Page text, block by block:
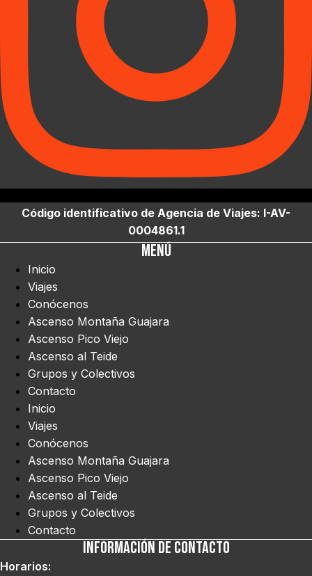
Código identificativo de Agencia de Viajes: I-AV-
0004861.1
Menú
Inicio
Viajes
Conócenos
Ascenso Montaña Guajara
Ascenso Pico Viejo
Ascenso al Teide
Grupos y Colectivos
Contacto
Inicio
Viajes
Conócenos
Ascenso Montaña Guajara
Ascenso Pico Viejo
Ascenso al Teide
Grupos y Colectivos
Contacto
Información de contacto
Horarios: